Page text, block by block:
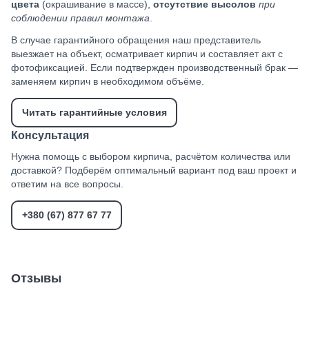
цвета (окрашивание в массе), отсутствие высолов при
соблюдении правил монтажа
В случае гарантийного обращения наш представитель
выезжает на объект, осматривает кирпич и составляет акт с
фотофиксацией. Если подтвержден производственный брак —
заменяем кирпич в необходимом объёме.
Читать гарантийные условия
Консультация
Нужна помощь с выбором кирпича, расчётом количества или
доставкой? Подберём оптимальный вариант под ваш проект и
ответим на все вопросы.
+380 (67) 877 67 77
Отзывы